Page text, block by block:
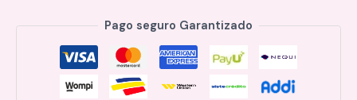
Pago seguro Garantizado